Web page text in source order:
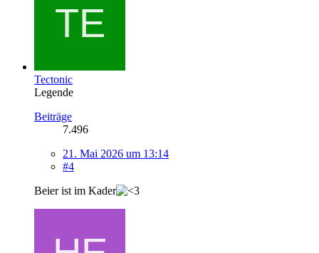
Tectonic
Legende
Beiträge
7.496
21. Mai 2026 um 13:14
#4
Beier ist im Kader